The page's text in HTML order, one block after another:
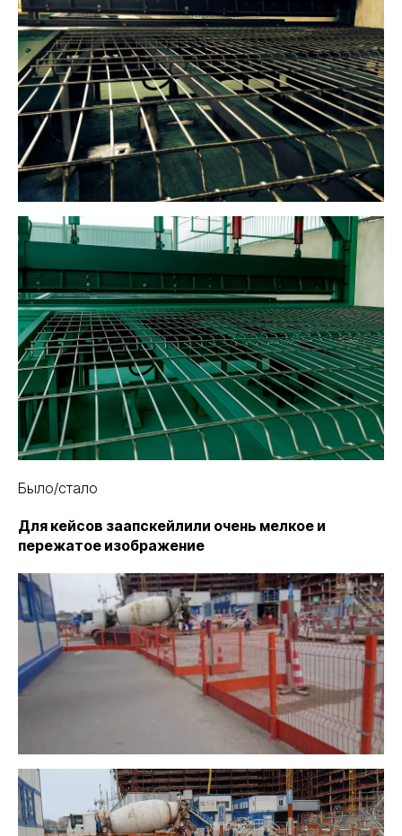
Было/стало
Для кейсов заапскейлили очень мелкое и
пережатое изображение